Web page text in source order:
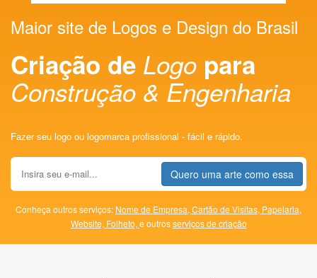
Maior site de Logos e Design do Brasil
Criação de Logo para
Construção & Engenharia
Fazer seu logo ou logomarca profissional - fácil e rápido.
Quero uma arte como essa
Conheça outros serviços: Nome de Empresa, Cartão de Visitas, Papelaria,
Website, Folheto, e outrosserviços de criação